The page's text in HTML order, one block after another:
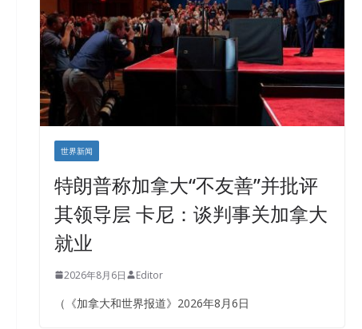
世界新闻
特朗普称加拿大“不友善”并批评
其领导层 卡尼：谈判事关加拿大
就业
2026年8月6日 Editor
（《加拿大和世界报道》2026年8月6日